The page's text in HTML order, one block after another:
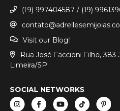
(19) 997404587 / (19)
Visit our Blog!
Rua José Faccioni Filho, 383
Limeira/SP
SOCIAL NETWORKS